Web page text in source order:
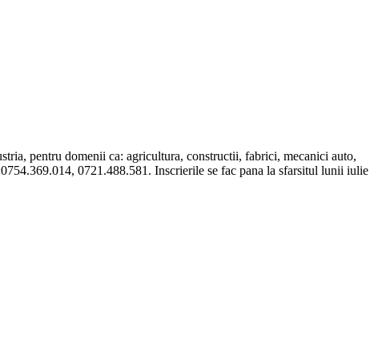
pentru domenii ca: agricultura, constructii, fabrici, mecanici auto,
0721.488.581. Inscrierile se fac pana la sfarsitul lunii iulie